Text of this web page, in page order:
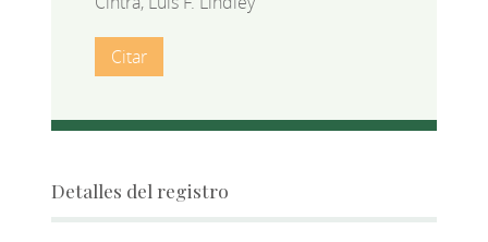
Citar
Detalles del registro